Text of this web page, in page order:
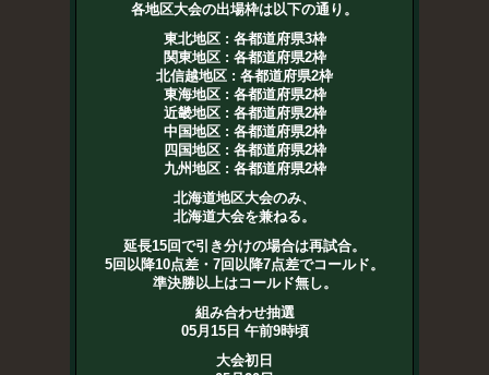
各地区大会の出場枠は以下の通り。
東北地区 : 各都道府県3枠
関東地区 : 各都道府県2枠
北信越地区 : 各都道府県2枠
東海地区 : 各都道府県2枠
近畿地区 : 各都道府県2枠
中国地区 : 各都道府県2枠
四国地区 : 各都道府県2枠
九州地区 : 各都道府県2枠
北海道地区大会のみ、
北海道大会を兼ねる。
延長15回で引き分けの場合は再試合。
5回以降10点差・7回以降7点差でコールド。
準決勝以上はコールド無し。
組み合わせ抽選
05月15日 午前9時頃
大会初日